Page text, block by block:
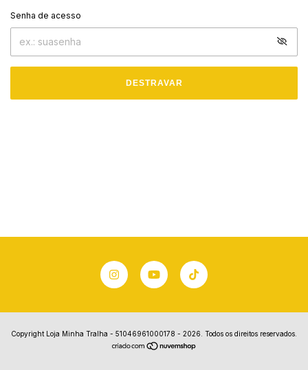
Senha de acesso
DESTRAVAR
Copyright Loja Minha Tralha - 51046961000178 - 2026. Todos os direitos reservados.